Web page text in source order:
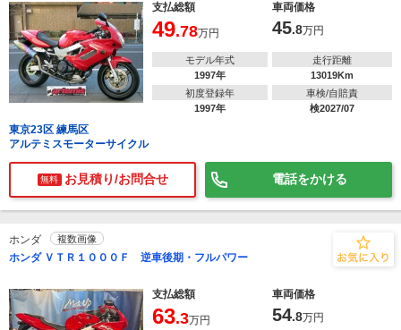
支払総額 車両価格
49.78万円 45.8万円
モデル年式
1997年
走行距離
13019Km
初度登録年
1997年
車検/自賠責
検2027/07
東京23区 練馬区
アルテミスモーターサイクル
無料 お見積り/お問合せ 電話をかける
ホンダ 複数画像
ホンダ ＶＴＲ１０００Ｆ 逆車後期・フルパワー
支払総額 車両価格
63.3万円 54.8万円